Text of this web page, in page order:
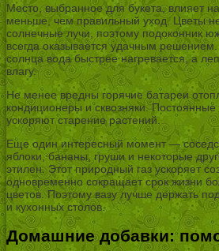
Место, выбранное для букета, влияет
меньше, чем правильный уход. Цветы
солнечные лучи, поэтому подоконник
всегда оказывается удачным
солнца вода быстрее нагревается, а
влагу.
Не менее вредны горячие батареи
кондиционеры и сквозняки.
ускоряют старение растений.
Еще один интересный момент —
яблоки, бананы, груши и некоторые
этилен. Этот природный газ ускоряет
одновременно сокращает срок жизни
цветов. Поэтому вазу лучше держать
и кухонных столов.
Домашние добавки: